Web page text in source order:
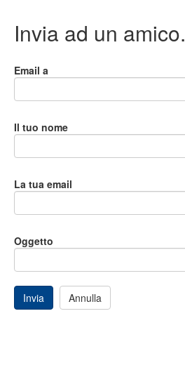
Invia ad un amico.
Email a
Il tuo nome
La tua email
Oggetto
Invia Annulla